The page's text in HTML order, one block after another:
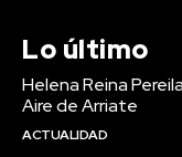
Lo último
Helena Reina
Aire de Arriate
ACTUALIDAD